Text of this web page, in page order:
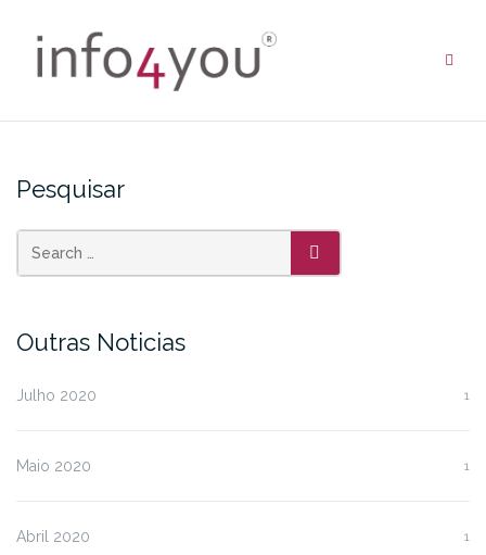
Pesquisar
SEARCH
Outras Noticias
Julho 2020 1
Maio 2020 1
Abril 2020 1